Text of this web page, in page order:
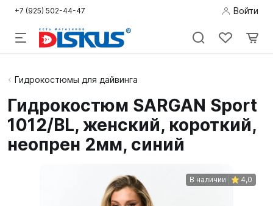
+7 (925) 502-44-47 Войти
Подводная
Дайвинг
Снорклинг /
Гидрокостюмы для дайвинга
Гидрокостюм SARGAN Sport
1012/BL, женский, короткий,
неопрен 2мм, синий
В наличии 4,0